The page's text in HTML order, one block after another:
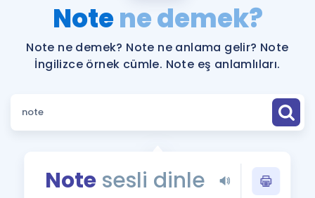
ÜYE DEĞİLİM
Faydalı Araçlar
Sözlük
Notene demek?
Note ne demek? Note ne anlama gelir? Note
İngilizce örnek cümle. Note eş anlamlıları.
Note sesli dinle